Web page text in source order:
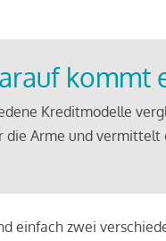
kommt
Kreditmodelle
Arme und vermittelt
einfach zwei